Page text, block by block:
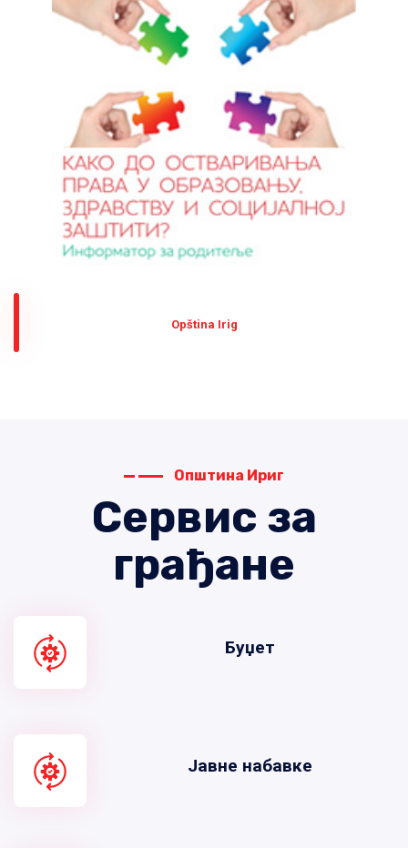
Оpština Irig
Општина Ириг
Сервис за
грађане
Буџет
Јавне набавке